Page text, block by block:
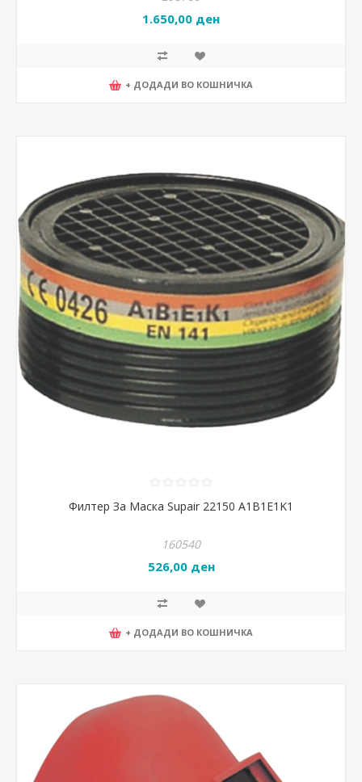
1.650,00 ден
+ ДОДАДИ ВО КОШНИЧКА
Филтер За Маска Supair 22150 A1B1E1K1
160540
526,00 ден
+ ДОДАДИ ВО КОШНИЧКА